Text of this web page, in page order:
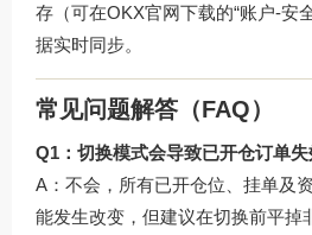
存（可在OKX官网下载的“账户-安
据实时同步。
常见问题解答（FAQ）
Q1：切换模式会导致已开仓订单失
A：不会，所有已开仓位、挂单及
能发生改变，但建议在切换前平掉